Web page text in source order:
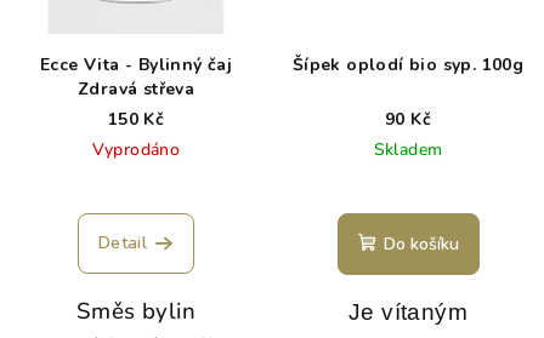
Ecce Vita - Bylinný čaj
Zdravá střeva
150 Kč
Vyprodáno
Detail
Směs bylin
Šípek oplodí bio syp. 100g
90 Kč
Skladem
Do košíku
Je vítaným